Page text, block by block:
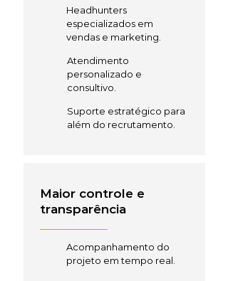
Headhunters
especializados em
vendas e marketing.
Atendimento
personalizado e
consultivo.
Suporte estratégico para
além do recrutamento.
Maior controle e
transparência
Acompanhamento do
projeto em tempo real.